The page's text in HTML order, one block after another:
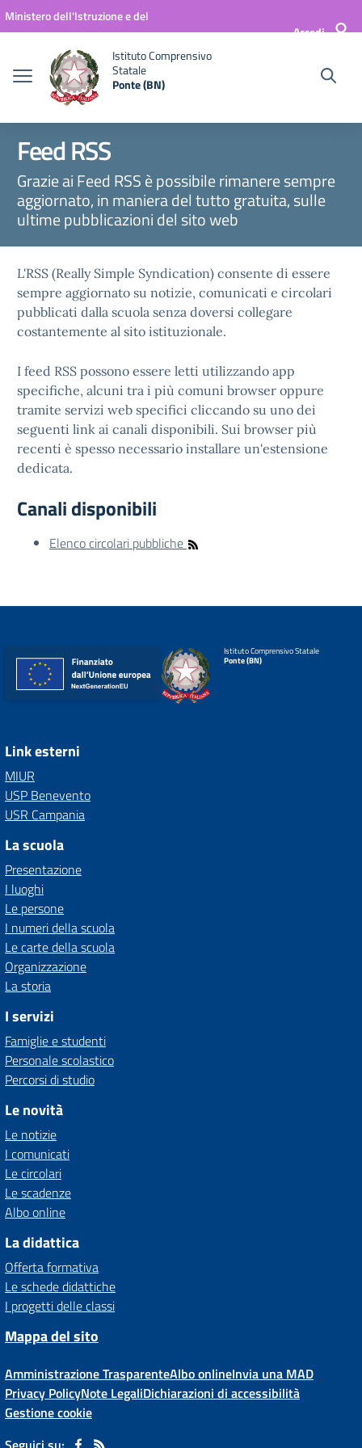
Vai ai contenuti
Vai al menu di navigazione
Vai al footer
Ministero dell'Istruzione e del
Accedi
Istituto Comprensivo
Statale
Ponte (BN)
Feed RSS
Grazie ai Feed RSS è possibile rimanere sempre
aggiornato, in maniera del tutto gratuita, sulle
ultime pubblicazioni del sito web
L'RSS (Really Simple Syndication) consente di essere
sempre aggiornato su notizie, comunicati e circolari
pubblicati dalla scuola senza doversi collegare
costantemente al sito istituzionale.
I feed RSS possono essere letti utilizzando app
specifiche, alcuni tra i più comuni browser oppure
tramite servizi web specifici cliccando su uno dei
seguenti link ai canali disponibili. Sui browser più
recenti è spesso necessario installare un'estensione
dedicata.
Canali disponibili
Elenco circolari pubbliche
Istituto Comprensivo Statale
Ponte (BN)
Link esterni
MIUR
USP Benevento
USR Campania
La scuola
Presentazione
I luoghi
Le persone
I numeri della scuola
Le carte della scuola
Organizzazione
La storia
I servizi
Famiglie e studenti
Personale scolastico
Percorsi di studio
Le novità
Le notizie
I comunicati
Le circolari
Le scadenze
Albo online
La didattica
Offerta formativa
Le schede didattiche
I progetti delle classi
Mappa del sito
Amministrazione TrasparenteAlbo onlineInvia una MAD
Privacy PolicyNote LegaliDichiarazioni di accessibilità
Gestione cookie